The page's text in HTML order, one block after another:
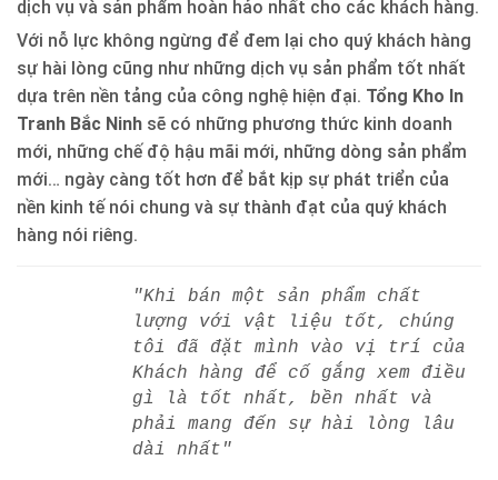
dịch vụ và sản phẩm hoàn hảo nhất cho các khách hàng.
Với nỗ lực không ngừng để đem lại cho quý khách hàng
sự hài lòng cũng như những dịch vụ sản phẩm tốt nhất
dựa trên nền tảng của công nghệ hiện đại. Tổng Kho In
Tranh Bắc Ninh sẽ có những phương thức kinh doanh
mới, những chế độ hậu mãi mới, những dòng sản phẩm
mới… ngày càng tốt hơn để bắt kịp sự phát triển của
nền kinh tế nói chung và sự thành đạt của quý khách
hàng nói riêng.
"Khi bán một sản phẩm chất
lượng với vật liệu tốt, chúng
tôi đã đặt mình vào vị trí của
Khách hàng để cố gắng xem điều
gì là tốt nhất, bền nhất và
phải mang đến sự hài lòng lâu
dài nhất"